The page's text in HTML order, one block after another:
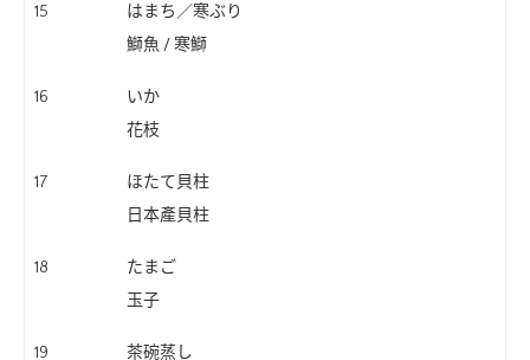
15
はまち／寒ぶり
鰤魚 / 寒鰤
16
いか
花枝
17
ほたて貝柱
日本產貝柱
18
たまご
玉子
19
茶碗蒸し